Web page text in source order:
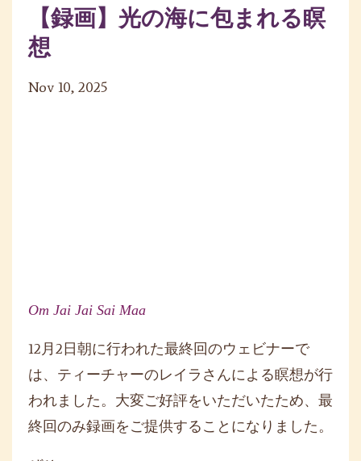
【録画】光の海に包まれる瞑
想
Nov 10, 2025
Om Jai Jai Sai Maa
12月2日朝に行われた最終回のウェビナーで
は、ティーチャーのレイラさんによる瞑想が行
われました。大変ご好評をいただいたため、最
終回のみ録画をご提供することになりました。